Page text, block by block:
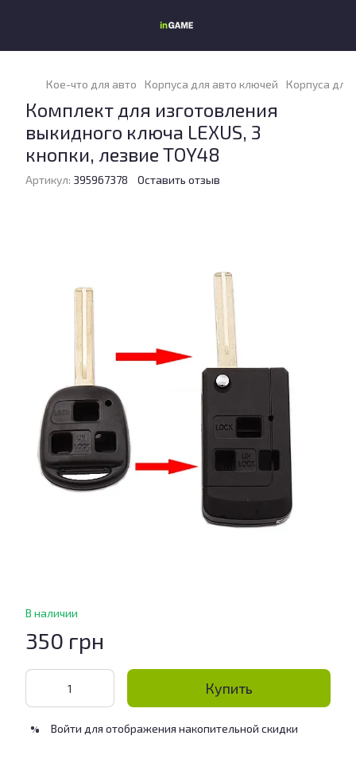
Кое-что для авто Корпуса для авто ключей Корпуса для
Комплект для изготовления
выкидного ключа LEXUS, 3
кнопки, лезвие TOY48
Артикул: 395967378 Оставить отзыв
В наличии
350 грн
Купить
% Войти для отображения накопительной скидки